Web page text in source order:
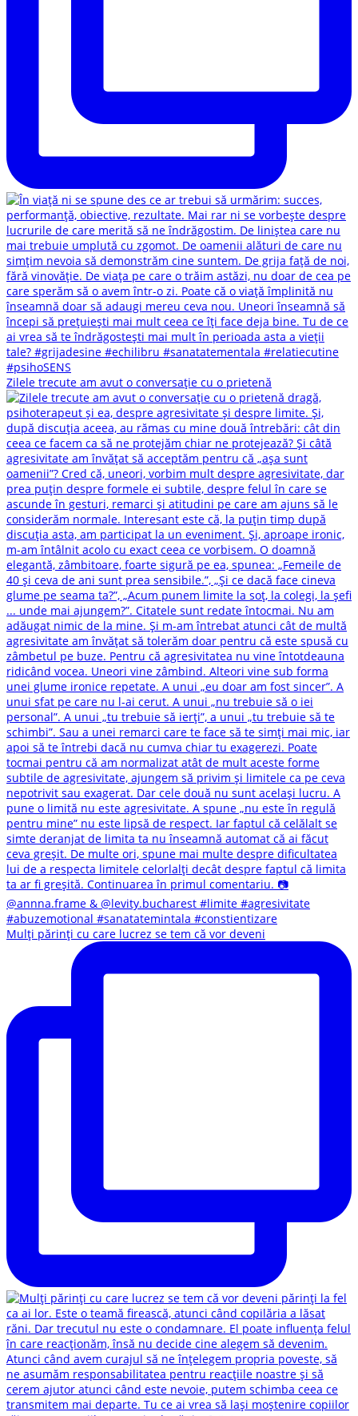
Zilele trecute am avut o conversație cu o prietenă
Mulți părinți cu care lucrez se tem că vor deveni